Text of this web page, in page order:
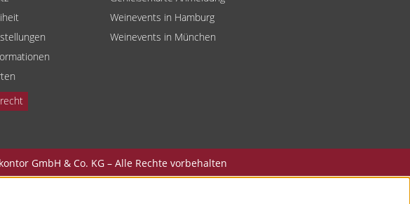
Weinevents in Hamburg
Weinevents in München
GmbH & Co. KG – Alle Rechte vorbehalten